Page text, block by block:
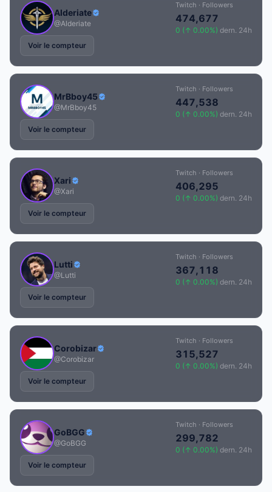
Alderiate
@Alderiate
Twitch · Followers
474,677
0 (↑ 0.00%) dern. 24h
Voir le compteur
MrBboy45
@MrBboy45
Twitch · Followers
447,538
0 (↑ 0.00%) dern. 24h
Voir le compteur
Xari
@Xari
Twitch · Followers
406,295
0 (↑ 0.00%) dern. 24h
Voir le compteur
Lutti
@Lutti
Twitch · Followers
367,118
0 (↑ 0.00%) dern. 24h
Voir le compteur
Corobizar
@Corobizar
Twitch · Followers
315,527
0 (↑ 0.00%) dern. 24h
Voir le compteur
GoBGG
@GoBGG
Twitch · Followers
299,782
0 (↑ 0.00%) dern. 24h
Voir le compteur